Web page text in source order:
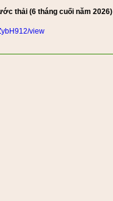
thải (6 tháng cuối năm 2026)
view